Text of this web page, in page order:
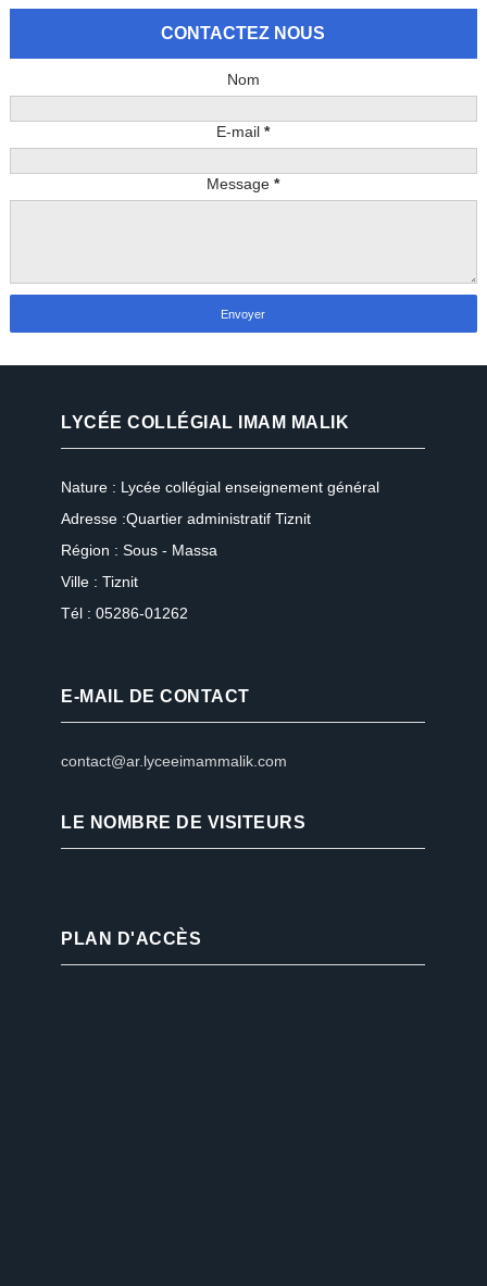
CONTACTEZ NOUS
Nom
E-mail*
Message*
LYCÉE COLLÉGIAL IMAM MALIK
Nature : Lycée collégial enseignement général
Adresse :Quartier administratif Tiznit
Région : Sous - Massa
Ville : Tiznit
Tél : 05286-01262
E-MAIL DE CONTACT
contact@ar.lyceeimammalik.com
LE NOMBRE DE VISITEURS
PLAN D'ACCÈS